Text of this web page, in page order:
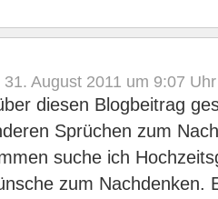
31. August 2011 um 9:07 Uhr
diesen Blogbeitrag
Sprüchen zum
suche ich
zum Nachdenken.